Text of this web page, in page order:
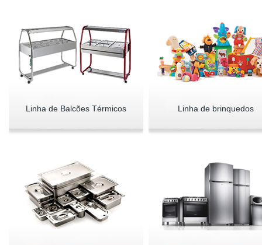
Linha de Balcões Térmicos Linha de brinquedos